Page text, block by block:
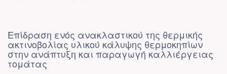
Επίδραση ενός ανακλαστικού της θερμικής
ακτινοβολίας υλικού κάλυψης θερμοκηπίων
στην ανάπτυξη και παραγωγή καλλιέργειας
τομάτας